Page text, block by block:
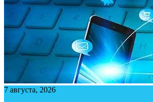
7 августа, 2026